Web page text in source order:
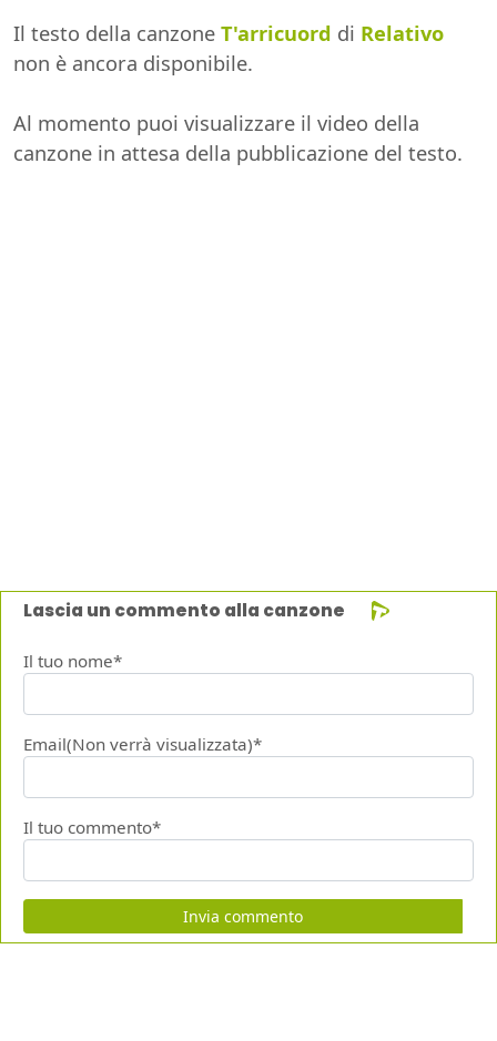
Il testo della canzone T'arricuord di Relativo
non è ancora disponibile.
Al momento puoi visualizzare il video della
canzone in attesa della pubblicazione del testo.
Lascia un commento alla canzone
Il tuo nome*
Email(Non verrà visualizzata)*
Il tuo commento*
Invia commento